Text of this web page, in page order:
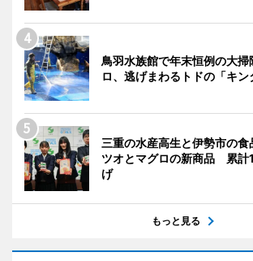
鳥羽水族館で年末恒例の大
ロ、逃げまわるトドの「キン
三重の水産高生と伊勢市の食
ツオとマグロの新商品 累計
げ
もっと見る